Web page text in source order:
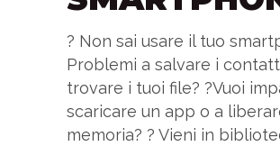
? Non sai usare il tuo
Problemi a salvare i
trovare i tuoi file? ?Vuoi
scaricare un app o a
memoria? ? Vieni in